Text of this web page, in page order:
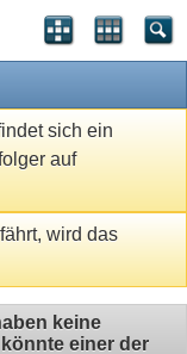
sich ein
auf
wird das
keine
einer der